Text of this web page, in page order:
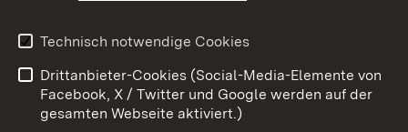
Datenschutz
Barrierefreiheit
Impressum
Cookies
Technisch notwendige Cookies
Drittanbieter-Cookies (Social-Media-Elemente von
Facebook, X / Twitter und Google werden auf der
gesamten Webseite aktiviert.)